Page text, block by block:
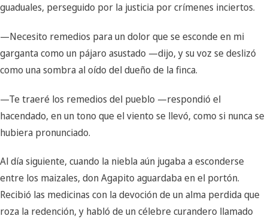
guaduales, perseguido por la justicia por crímenes inciertos.
—Necesito remedios para un dolor que se esconde en mi
garganta como un pájaro asustado —dijo, y su voz se deslizó
como una sombra al oído del dueño de la finca.
—Te traeré los remedios del pueblo —respondió el
hacendado, en un tono que el viento se llevó, como si nunca se
hubiera pronunciado.
Al día siguiente, cuando la niebla aún jugaba a esconderse
entre los maizales, don Agapito aguardaba en el portón.
Recibió las medicinas con la devoción de un alma perdida que
roza la redención, y habló de un célebre curandero llamado